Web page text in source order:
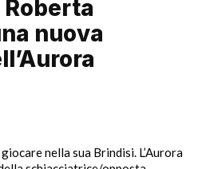
nuova
nella sua Brindisi. L’Aurora